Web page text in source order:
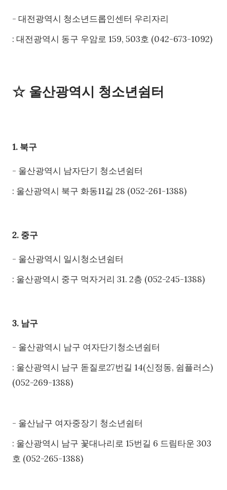
- 대전광역시 청소년드롭인센터 우리자리
: 대전광역시 동구 우암로 159, 503호 (042-673-1092)
☆ 울산광역시 청소년쉼터
1. 북구
- 울산광역시 남자단기 청소년쉼터
: 울산광역시 북구 화동11길 28 (052-261-1388)
2. 중구
- 울산광역시 일시청소년쉼터
: 울산광역시 중구 먹자거리 31. 2층 (052-245-1388)
3. 남구
- 울산광역시 남구 여자단기청소년쉼터
: 울산광역시 남구 돋질로27번길 14(신정동, 쉼플러스)
(052-269-1388)
- 울산남구 여자중장기 청소년쉼터
: 울산광역시 남구 꽃대나리로 15번길 6 드림타운 303
호 (052-265-1388)